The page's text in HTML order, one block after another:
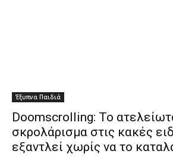
Έξυπνα Παιδιά
Doomscrolling: Το
σκρολάρισμα στις κακές
εξαντλεί χωρίς να το